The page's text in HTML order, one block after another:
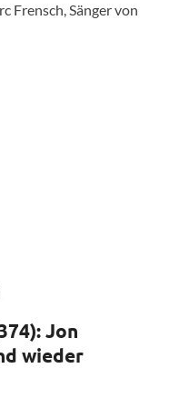
Frensch, Sänger von
Jon
wieder